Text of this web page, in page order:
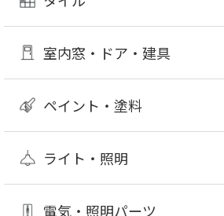
室内窓・ドア・建具
ペイント・塗料
ライト・照明
電気・照明パーツ